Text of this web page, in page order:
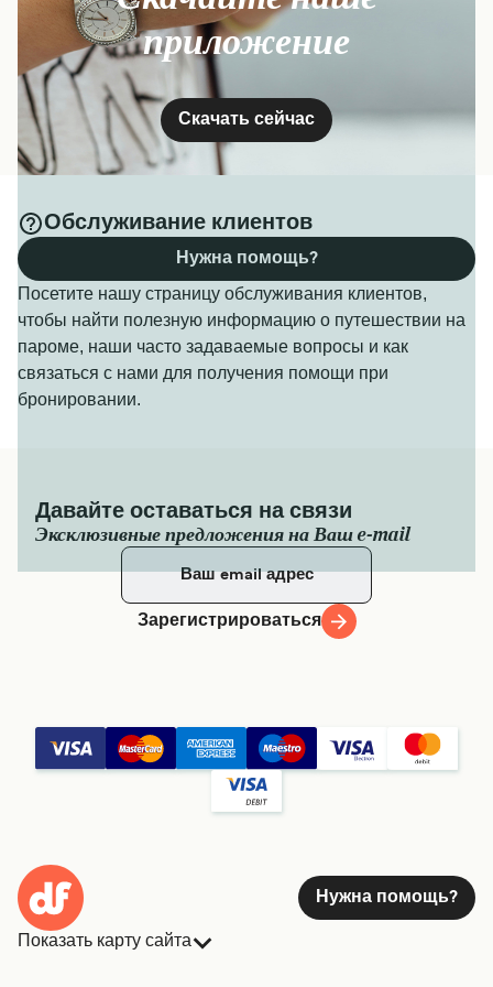
приложение
Скачать сейчас
Обслуживание клиентов
Посетите нашу страницу обслуживания клиентов,
чтобы найти полезную информацию о путешествии на
пароме, наши часто задаваемые вопросы и как
связаться с нами для получения помощи при
бронировании.
Нужна помощь?
Давайте оставаться на связи
Эксклюзивные предложения на Ваш e-mail
Зарегистрироваться
Нужна помощь?
Показать карту сайта